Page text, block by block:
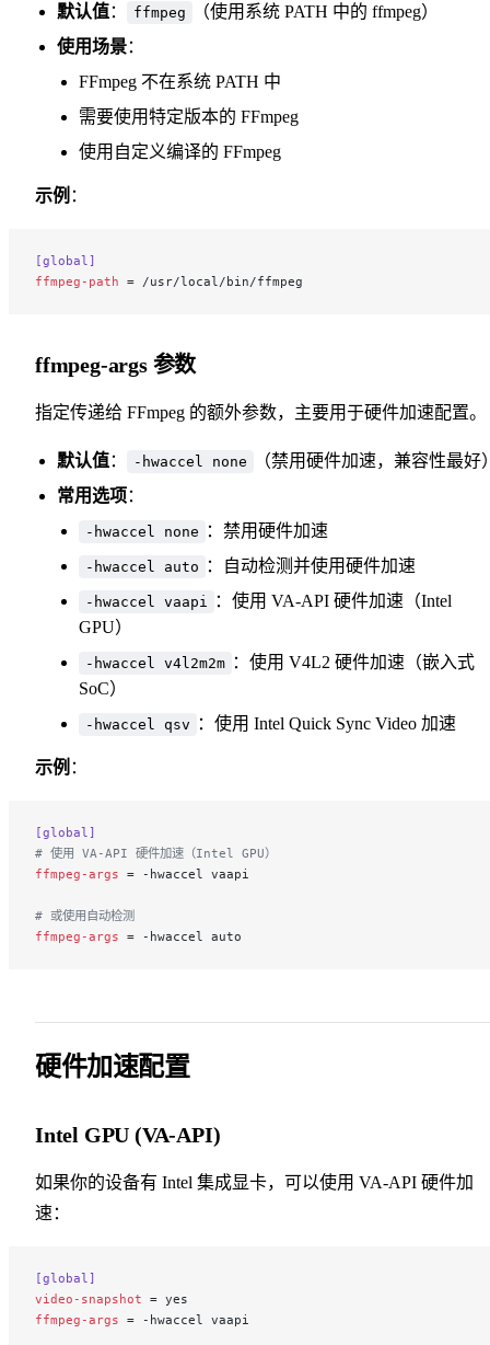
默认值： ffmpeg
（使用系统 PATH 中的 ffmpeg）
使用场景：
FFmpeg 不在系统 PATH 中
需要使用特定版本的 FFmpeg
使用自定义编译的 FFmpeg
示例 ：
[global]
ffmpeg-path = /usr/local/bin/ffmpeg
ffmpeg-args 参数
指定传递给 FFmpeg 的额外参数，主要用于硬件加速配置。
默认值： -hwaccel none
（禁用硬件加速，兼容性最好
常用选项 ：
-hwaccel none ：禁用硬件加速
-hwaccel auto ：自动检测并使用硬件加速
-hwaccel vaapi
：使用 VA-API 硬件加速（Intel
GPU）
-hwaccel v4l2m2m ：使用 V4L2 硬件加速（嵌入式
SoC）
-hwaccel qsv ：使用 Intel Quick Sync Video 加速
示例 ：
[global]
# 使用 VA-API 硬件加速（Intel GPU）
ffmpeg-args = -hwaccel vaapi
# 或使用自动检测
ffmpeg-args = -hwaccel auto
硬件加速配置
Intel GPU (VA-API)
如果你的设备有 Intel 集成显卡，可以使用 VA-API 硬件加
速：
[global]
video-snapshot = yes
ffmpeg-args = -hwaccel vaapi